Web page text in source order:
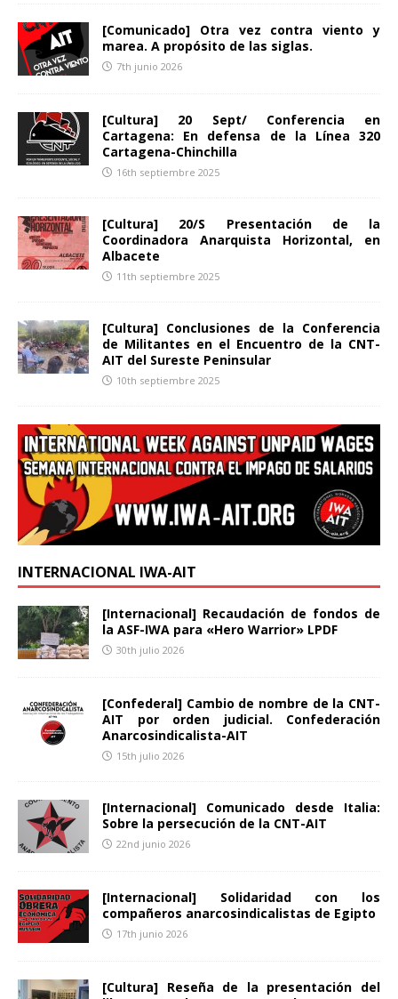
[Comunicado] Otra vez contra viento y
marea. A propósito de las siglas.
7th junio 2026
[Cultura] 20 Sept/ Conferencia en
Cartagena: En defensa de la Línea 320
Cartagena-Chinchilla
16th septiembre 2025
[Cultura] 20/S Presentación de la
Coordinadora Anarquista Horizontal, en
Albacete
11th septiembre 2025
[Cultura] Conclusiones de la Conferencia
de Militantes en el Encuentro de la CNT-
AIT del Sureste Peninsular
10th septiembre 2025
INTERNACIONAL IWA-AIT
[Internacional] Recaudación de fondos de
la ASF-IWA para «Hero Warrior» LPDF
30th julio 2026
[Confederal] Cambio de nombre de la CNT-
AIT por orden judicial. Confederación
Anarcosindicalista-AIT
15th julio 2026
[Internacional] Comunicado desde Italia:
Sobre la persecución de la CNT-AIT
22nd junio 2026
[Internacional] Solidaridad con los
compañeros anarcosindicalistas de Egipto
17th junio 2026
[Cultura] Reseña de la presentación del